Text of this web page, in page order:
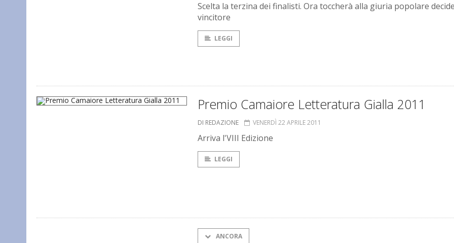
Scelta la terzina dei finalisti. Ora toccherà alla giuria popolare
vincitore
LEGGI
Premio Camaiore Letteratura Gialla 2011
DI REDAZIONE VENERDÌ 22 APRILE 2011
Arriva l'VIII Edizione
LEGGI
ANCORA